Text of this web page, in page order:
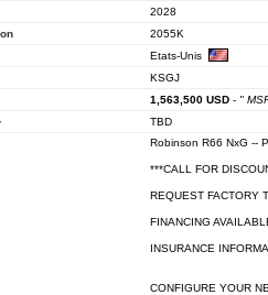
2028
2055K
Etats-Unis
KSGJ
1,563,500 USD - "
TBD
Robinson R66 NxG --
***CALL FOR
REQUEST FACTORY
FINANCING
INSURANCE
CONFIGURE YOUR